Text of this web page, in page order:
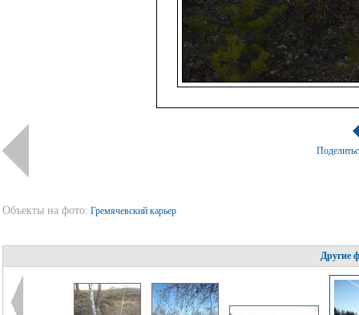
Объекты на фото: Гремячевский карьер
Другие